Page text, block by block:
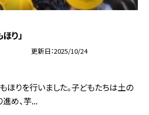
り」
更新日 2025/10/24
ほりを行いました。子どもたちは土の
め、芋...